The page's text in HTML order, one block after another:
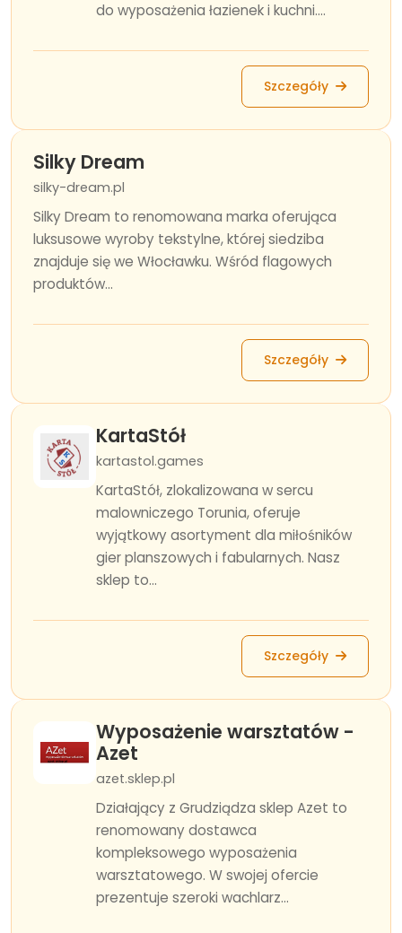
do wyposażenia łazienek i kuchni....
Szczegóły
Silky Dream
silky-dream.pl
Silky Dream to renomowana marka oferująca
luksusowe wyroby tekstylne, której siedziba
znajduje się we Włocławku. Wśród flagowych
produktów...
Szczegóły
KartaStół
kartastol.games
KartaStół, zlokalizowana w sercu
malowniczego Torunia, oferuje
wyjątkowy asortyment dla miłośników
gier planszowych i fabularnych. Nasz
sklep to...
Szczegóły
Wyposażenie warsztatów -
Azet
azet.sklep.pl
Działający z Grudziądza sklep Azet to
renomowany dostawca
kompleksowego wyposażenia
warsztatowego. W swojej ofercie
prezentuje szeroki wachlarz...